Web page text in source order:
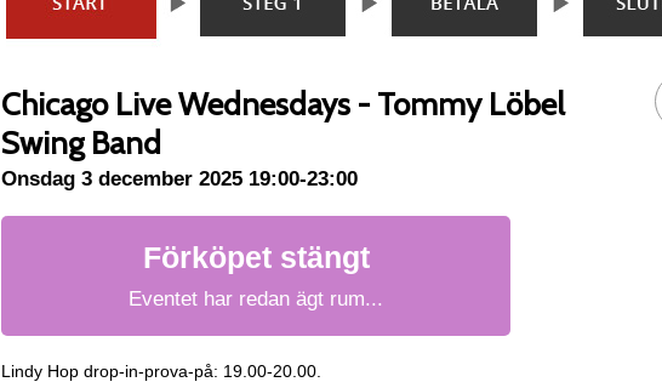
Chicago Live Wednesdays - Tommy Löbel
Swing Band
Onsdag 3 december 2025 19:00-23:00
Förköpet stängt
Eventet har redan ägt rum...
Lindy Hop drop-in-prova-på: 19.00-20.00.